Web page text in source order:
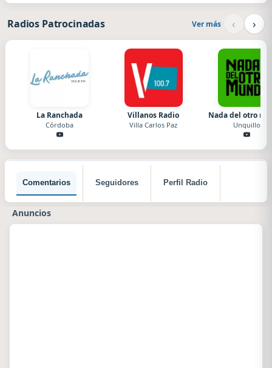
Radios Patrocinadas Ver más ‹ ›
La Ranchada
Córdoba
Villanos Radio
Villa Carlos Paz
Nada del otro
Unquillo
Comentarios Seguidores Perfil Radio
Anuncios